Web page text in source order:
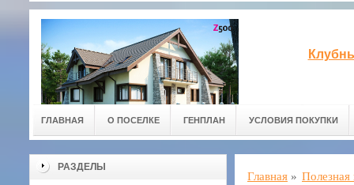
ГЛАВНАЯ О ПОСЕЛКЕ ГЕНПЛАН УСЛОВИЯ ПОКУПКИ
РАЗДЕЛЫ
Главная »